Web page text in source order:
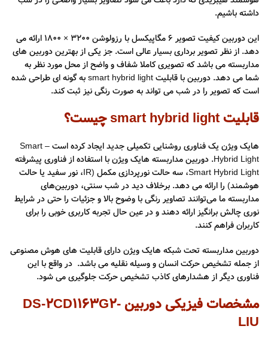
داشته باشیم.
این دوربین کیفیت تصویر 6 مگاپیکسل با رزولوشن 3200 × 1800 ارائه می
دهد. از نظر تصویر برداری بسیار عالی است. جز یکی از بهترین دوربین های
مداربسته می باشد که تصویری کاملا شفاف و واضح از محل مورد نظر به
شما می دهد. دوربین با قابلیت smart hybrid light به گونه ای طراحی شده
است که تصویر را در شب می تواند به صورت رنگی نیز ثبت کند.
قابلیت smart hybrid light چیست؟
هایک ویژن یک فناوری روشنایی تکمیلی جدید ایجاد کرده است – Smart
Hybrid Light. دوربین مداربسته هایک ویژن با استفاده از فناوری پیشرفته
Smart Hybrid Light، سه حالت نورپردازی مکمل (IR، نور سفید یا حالت
هوشمند) را ارائه می دهد. برخلاف دید در شب سنتی، دوربین‌های
مداربسته ما می‌توانند تصاویر رنگی با وضوح بالا و جزئیات را حتی در شرایط
نوری چالش برانگیز ارائه دهند و در عین حال تجربه کاربری خوبی را برای
کاربران فراهم کنند.
دوربین مداربسته تحت شبکه هایک ویژن دارای قابلیت های هوش مصنوعی
از جمله تشخیص حرکت انسان و وسیله نقلیه می باشد. در واقع با این
فناوری دیگر از هشدارهای کاذب تشخیص حرکت جلوگیری می شود.
مشخصات فیزیکی دوربین DS-2CD1163G2-
LIU